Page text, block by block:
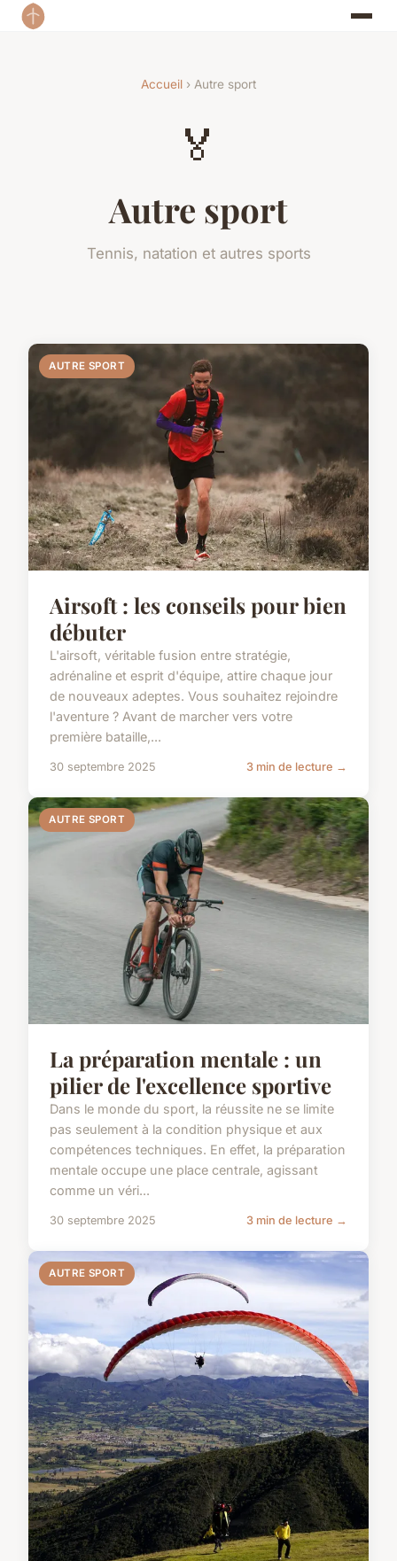
Accueil › Autre sport
🏅
Autre sport
Tennis, natation et autres sports
AUTRE SPORT
Airsoft : les conseils pour bien
débuter
L'airsoft, véritable fusion entre stratégie,
adrénaline et esprit d'équipe, attire chaque jour
de nouveaux adeptes. Vous souhaitez rejoindre
l'aventure ? Avant de marcher vers votre
première bataille,...
30 septembre 2025 3 min de lecture →
AUTRE SPORT
La préparation mentale : un
pilier de l'excellence sportive
Dans le monde du sport, la réussite ne se limite
pas seulement à la condition physique et aux
compétences techniques. En effet, la préparation
mentale occupe une place centrale, agissant
comme un véri...
30 septembre 2025 3 min de lecture →
AUTRE SPORT